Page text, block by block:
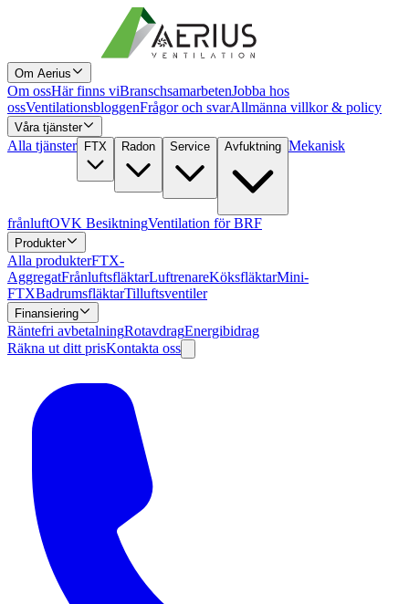
Om Aerius
Om ossHär finns viBranschsamarbetenJobba hos
ossVentilationsbloggenFrågor och svarAllmänna villkor & policy
Våra tjänster
Alla tjänster FTX Radon Service Avfuktning Mekanisk
frånluftOVK BesiktningVentilation för BRF
Produkter
Alla produkterFTX-
AggregatFrånluftsfläktarLuftrenareKöksfläktarMini-
FTXBadrumsfläktarTilluftsventiler
Finansiering
Räntefri avbetalningRotavdragEnergibidrag
Räkna ut ditt prisKontakta oss